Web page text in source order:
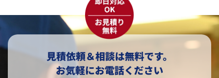
見積依頼＆相談は無料です。
お気軽にお電話ください